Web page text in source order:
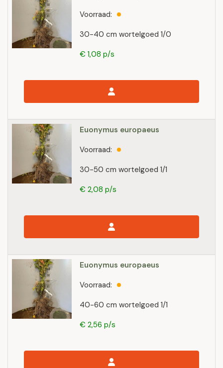
30-40 cm wortelgoed 1/0
Voorraad:
€ 1,08 p/s
Euonymus europaeus
30-50 cm wortelgoed 1/1
Voorraad:
€ 2,08 p/s
Euonymus europaeus
40-60 cm wortelgoed 1/1
Voorraad:
€ 2,56 p/s